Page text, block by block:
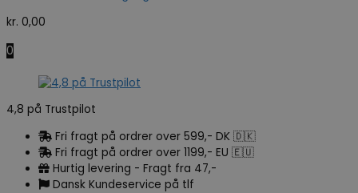
kr. 0,00
0
4,8 på Trustpilot
Fri fragt på ordrer over 599,- DK 🇩🇰
Fri fragt på ordrer over 1199,- EU 🇪🇺
Hurtig levering - Fragt fra 47,-
Dansk Kundeservice på tlf